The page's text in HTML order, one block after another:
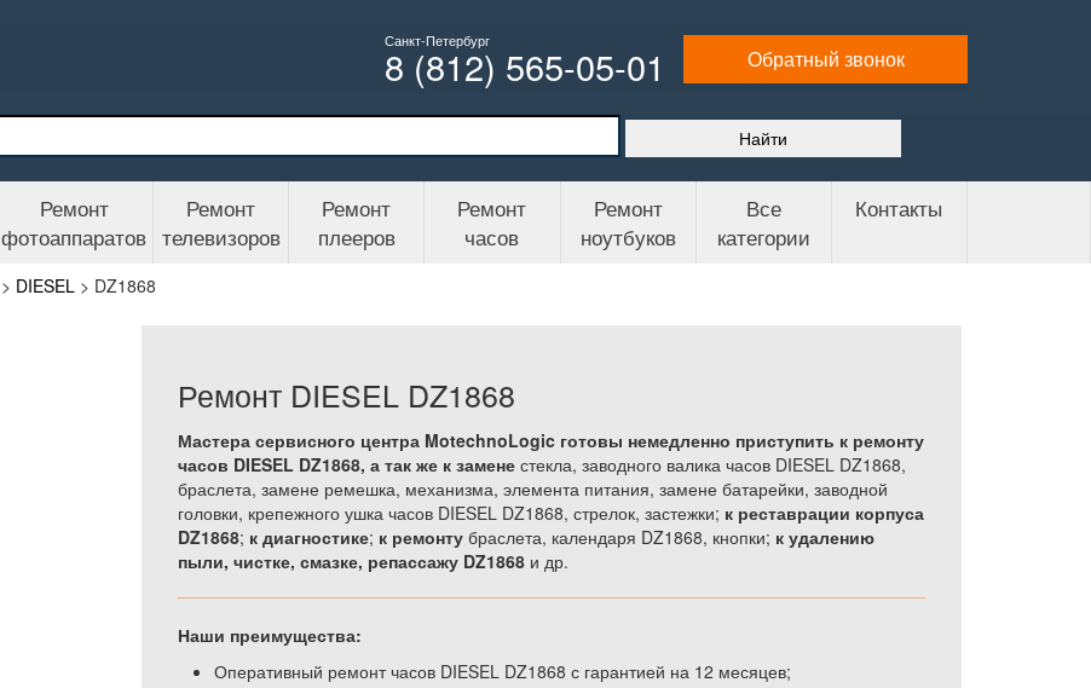
Санкт-Петербург
8 (812) 565-05-01 Обратный звонок
Ремонт
фотоаппаратов
Ремонт
телевизоров
Ремонт
плееров
Ремонт
часов
Ремонт
ноутбуков
Все
категории
Контакты
> DIESEL > DZ1868
Ремонт DIESEL DZ1868
Мастера сервисного центра MotechnoLogic готовы немедленно приступить к ремонту
часов DIESEL DZ1868, а так же к замене стекла, заводного валика часов DIESEL DZ1868,
браслета, замене ремешка, механизма, элемента питания, замене батарейки, заводной
головки, крепежного ушка часов DIESEL DZ1868, стрелок, застежки; к реставрации корпуса
DZ1868; к диагностике; к ремонту браслета, календаря DZ1868, кнопки; к удалению
пыли, чистке, смазке, репассажу DZ1868 и др.
Наши преимущества:
Оперативный ремонт часов DIESEL DZ1868 с гарантией на 12 месяцев;